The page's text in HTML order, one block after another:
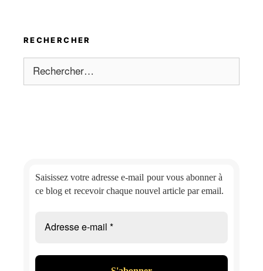
RECHERCHER
Saisissez votre adresse e-mail pour vous abonner à
ce blog et recevoir chaque nouvel article par email.